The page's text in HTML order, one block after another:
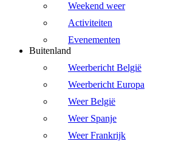
Weekend weer
Activiteiten
Evenementen
Buitenland
Weerbericht België
Weerbericht Europa
Weer België
Weer Spanje
Weer Frankrijk